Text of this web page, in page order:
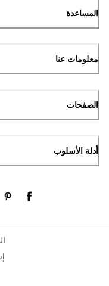
المساعدة
معلومات عنا
الصفحات
أدلة الأسلوب